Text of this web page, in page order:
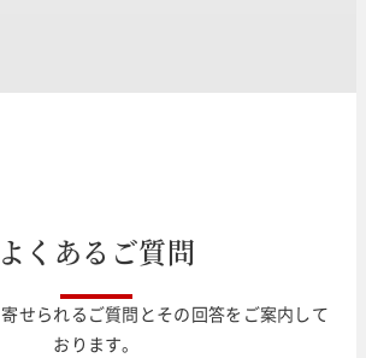
よ く ある ご質問
せられるご質問とその回答をご案内して
おります。